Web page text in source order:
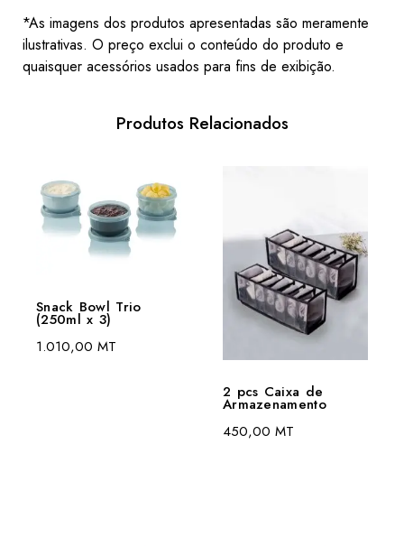
*As imagens dos produtos apresentadas são meramente
ilustrativas. O preço exclui o conteúdo do produto e
quaisquer acessórios usados ​​para fins de exibição.
Produtos Relacionados
Snack Bowl Trio
(250ml x 3)
1.010,00 MT
2 pcs Caixa de
Armazenamento
450,00 MT